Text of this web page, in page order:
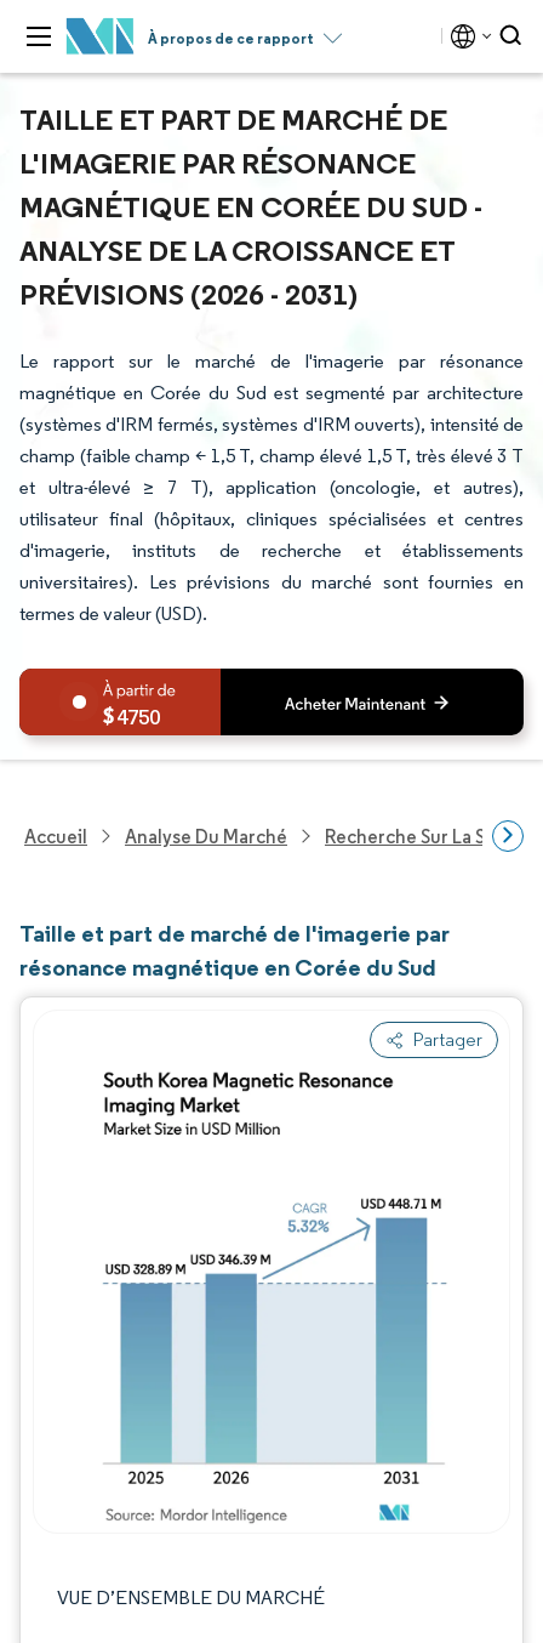
À propos de ce rapport
TAILLE ET PART DE MARCHÉ DE
L'IMAGERIE PAR RÉSONANCE
MAGNÉTIQUE EN CORÉE DU SUD -
ANALYSE DE LA CROISSANCE ET
PRÉVISIONS (2026 - 2031)
Le rapport sur le marché de l'imagerie par résonance
magnétique en Corée du Sud est segmenté par architecture
(systèmes d'IRM fermés, systèmes d'IRM ouverts), intensité de
champ (faible champ < 1,5 T, champ élevé 1,5 T, très élevé 3 T
et ultra-élevé ≥ 7 T), application (oncologie, et autres),
utilisateur final (hôpitaux, cliniques spécialisées et centres
d'imagerie, instituts de recherche et établissements
universitaires). Les prévisions du marché sont fournies en
termes de valeur (USD).
4750
Accueil Analyse Du Marché Recherche Sur La Santé
Taille et part de marché de l'imagerie par
résonance magnétique en Corée du Sud
Partager
VUE D’ENSEMBLE DU MARCHÉ